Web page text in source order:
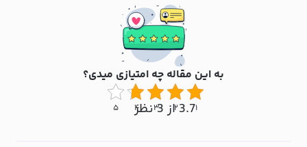
به این مقاله چه امتیازی میدی؟
3.7 از 3 نظر۱ ۲ ۳ ۴ ۵